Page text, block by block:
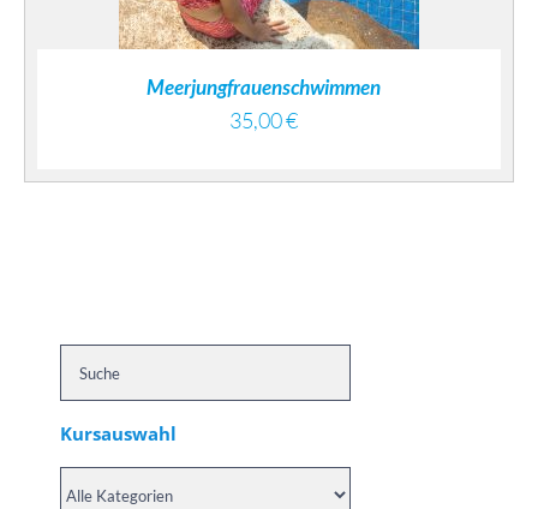
Meerjungfrauenschwimmen
35,00€
Kursauswahl